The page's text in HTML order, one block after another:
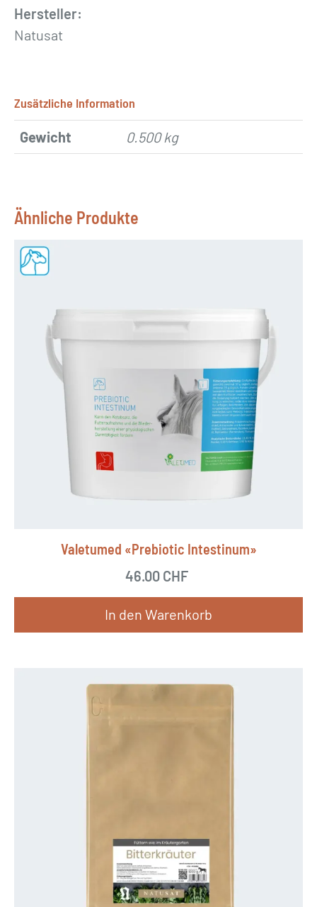
Hersteller:
Natusat
Zusätzliche Information
Gewicht 0.500 kg
Ähnliche Produkte
Valetumed «Prebiotic Intestinum»
46.00 CHF
In den Warenkorb